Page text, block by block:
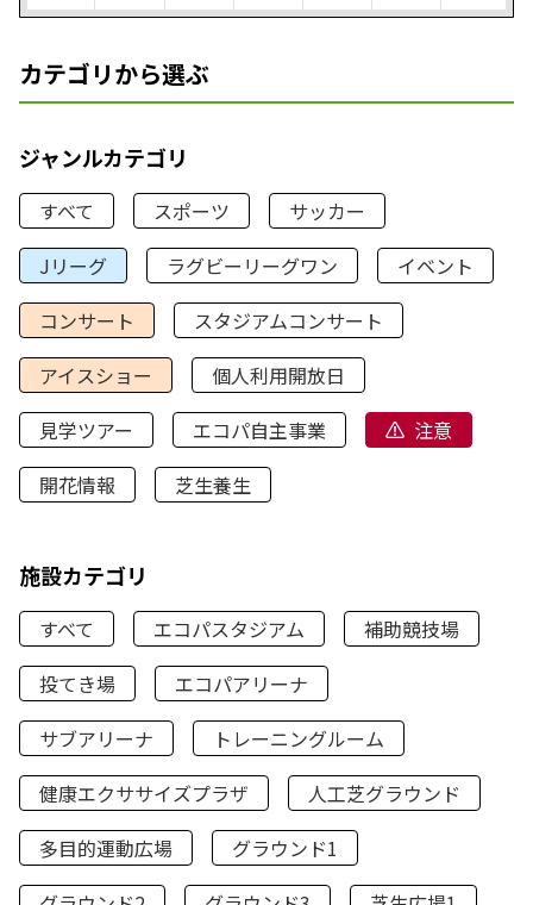
カテゴリから選ぶ
ジャンルカテゴリ
すべて スポーツ
サッカー
Jリーグ
ラグビーリーグワン
イベント
コンサート
スタジアムコンサート
アイスショー
個人利用開放日
見学ツアー
エコパ自主事業
注意
開花情報
芝生養生
施設カテゴリ
すべて エコパスタジアム
補助競技場
投てき場
エコパアリーナ
サブアリーナ
トレーニングルーム
健康エクササイズプラザ
人工芝グラウンド
多目的運動広場
グラウンド1